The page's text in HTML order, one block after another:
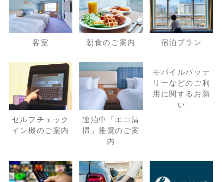
客室 朝食のご案内 宿泊プラン
セルフチェック
イン機のご案内
連泊中「エコ清
掃」推奨のご案
内
モバイルバッテ
リーなどのご利
用に関するお願
い